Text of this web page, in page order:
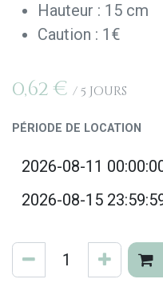
Hauteur : 15 cm
Caution : 1€
0,62€ /5 Jours
PÉRIODE DE LOCATION